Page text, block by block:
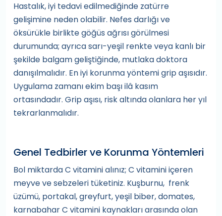
Hastalık, iyi tedavi edilmediğinde zatürre
gelişimine neden olabilir. Nefes darlığı ve
öksürükle birlikte göğüs ağrısı görülmesi
durumunda; ayrıca sarı-yeşil renkte veya kanlı bir
şekilde balgam geliştiğinde, mutlaka doktora
danışılmalıdır. En iyi korunma yöntemi grip aşısıdır.
Uygulama zamanı ekim başı ilâ kasım
ortasındadır. Grip aşısı, risk altında olanlara her yıl
tekrarlanmalıdır.
Genel Tedbirler ve Korunma Yöntemleri
Bol miktarda C vitamini alınız; C vitamini içeren
meyve ve sebzeleri tüketiniz. Kuşburnu, frenk
üzümü, portakal, greyfurt, yeşil biber, domates,
karnabahar C vitamini kaynakları arasında olan